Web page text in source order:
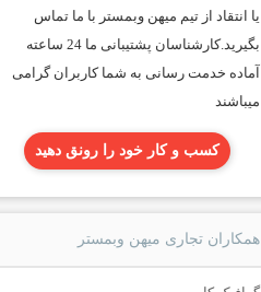
یا انتقاد از تیم میهن وبمستر با ما تماس
بگیرید.کارشناسان پشتیبانی ما 24 ساعته
آماده خدمت رسانی به شما کاربران گرامی
میباشند
کسب و کار خود را رونق دهید
همکاران تجاری میهن وبمستر